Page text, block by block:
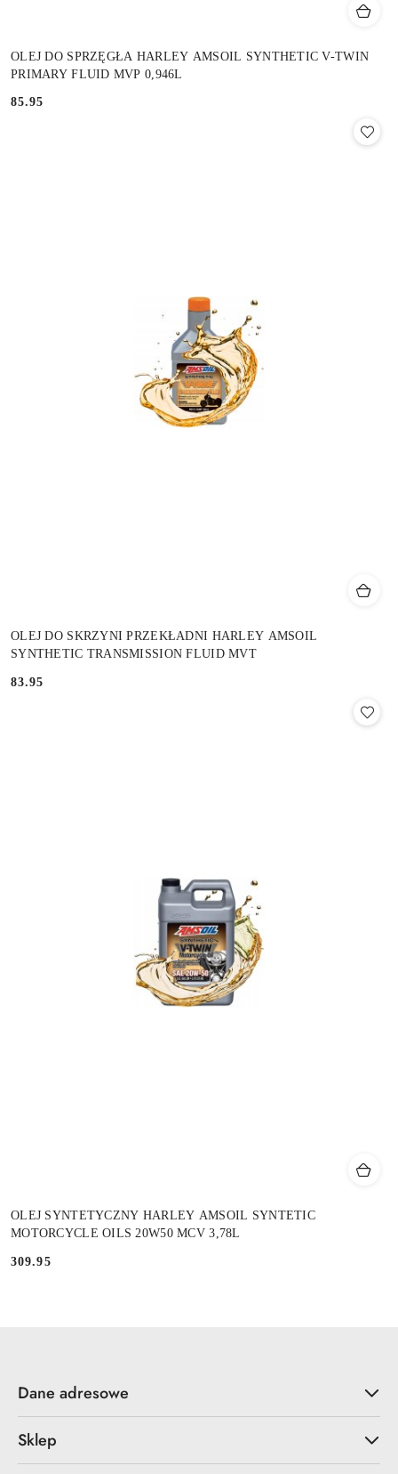
OLEJ DO SPRZĘGŁA HARLEY AMSOIL SYNTHETIC V-TWIN
PRIMARY FLUID MVP 0,946L
Cena:
85.95
OLEJ DO SKRZYNI PRZEKŁADNI HARLEY AMSOIL
SYNTHETIC TRANSMISSION FLUID MVT
Cena:
83.95
OLEJ SYNTETYCZNY HARLEY AMSOIL SYNTETIC
MOTORCYCLE OILS 20W50 MCV 3,78L
Cena:
309.95
Dane adresowe
Sklep